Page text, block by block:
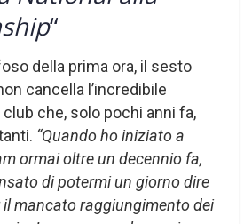
“
della prima ora, il sesto
cancella l’incredibile
che, solo pochi anni fa,
“Quando ho iniziato a
ormai oltre un decennio fa,
di potermi un giorno dire
mancato raggiungimento dei